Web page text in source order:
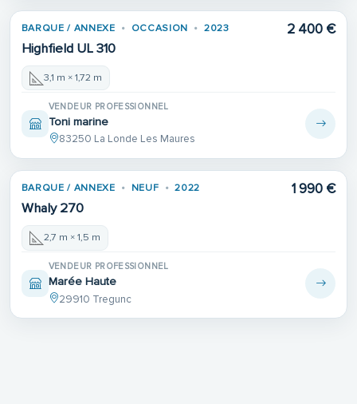
BARQUE / ANNEXE OCCASION 2023
Highfield UL 310
2 400 €
3,1 m × 1,72 m
VENDEUR PROFESSIONNEL
Toni marine
83250 La Londe Les Maures
BARQUE / ANNEXE NEUF 2022
Whaly 270
1 990 €
2,7 m × 1,5 m
VENDEUR PROFESSIONNEL
Marée Haute
29910 Tregunc